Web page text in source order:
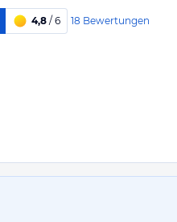
4,8 / 6 18 Bewertungen